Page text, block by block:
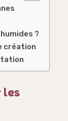
?
création
les